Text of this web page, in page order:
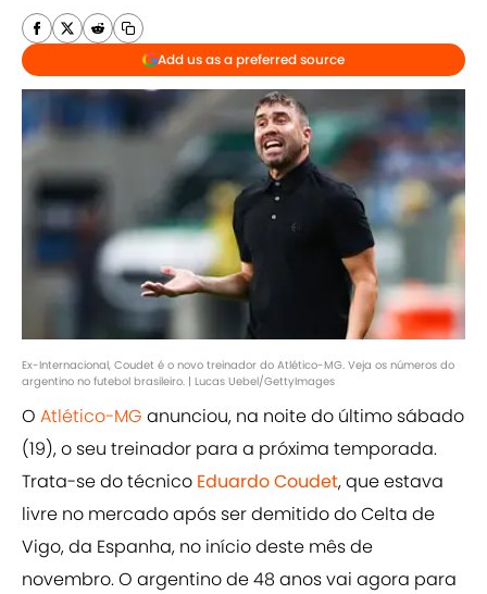
Add us as a preferred source
Ex-Internacional, Coudet é o novo treinador do Atlético-MG. Veja os números do
argentino no futebol brasileiro. | Lucas Uebel/GettyImages
O Atlético-MG anunciou, na noite do último sábado
(19), o seu treinador para a próxima temporada.
Trata-se do técnico Eduardo Coudet, que estava
livre no mercado após ser demitido do Celta de
Vigo, da Espanha, no início deste mês de
novembro. O argentino de 48 anos vai agora para